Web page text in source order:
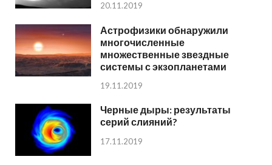
20.11.2019
Астрофизики обнаружили
многочисленные
множественные звездные
системы с экзопланетами
19.11.2019
Черные дыры: результаты
серий слияний?
17.11.2019